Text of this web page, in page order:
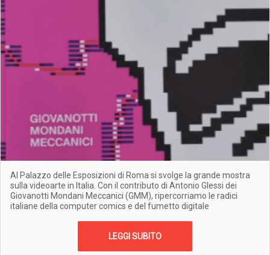
Al Palazzo delle Esposizioni di Roma si svolge la grande mostra
sulla videoarte in Italia. Con il contributo di Antonio Glessi dei
Giovanotti Mondani Meccanici (GMM), ripercorriamo le radici
italiane della computer comics e del fumetto digitale
LEGGI SUBITO